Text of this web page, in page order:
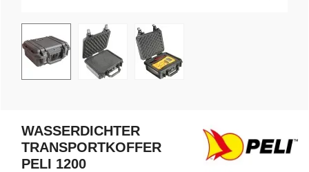
WASSERDICHTER
TRANSPORTKOFFER
PELI 1200